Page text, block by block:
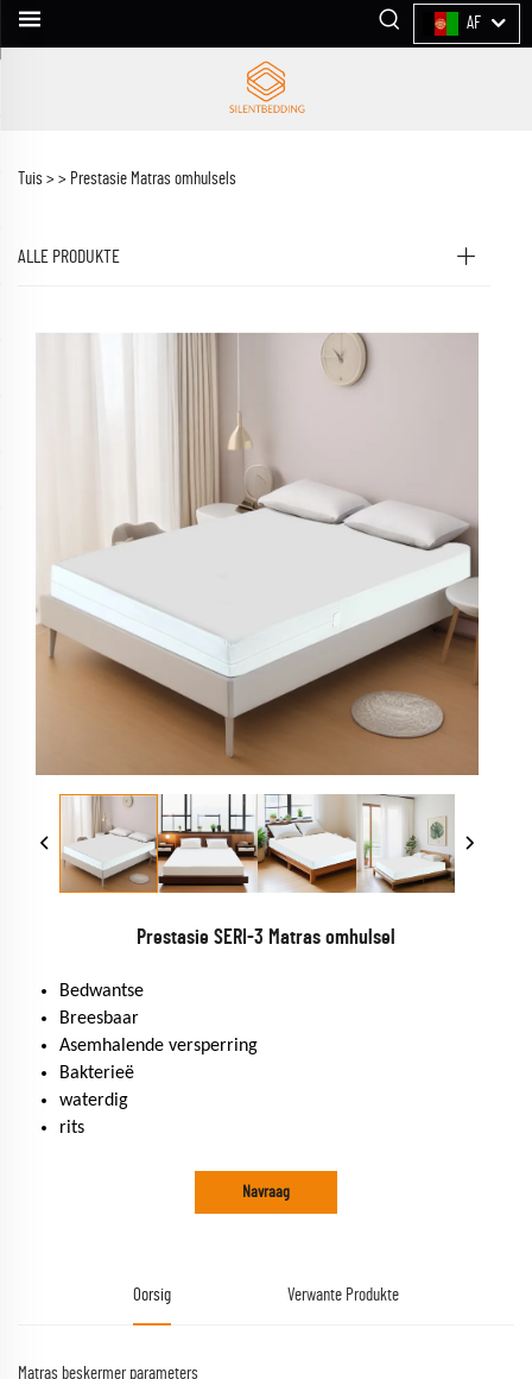
AF
Tuis > > Prestasie Matras omhulsels
ALLE PRODUKTE
Prestasie SERI-3 Matras omhulsel
Bedwantse
Breesbaar
Asemhalende versperring
Bakterieë
waterdig
rits
Navraag
Oorsig Verwante Produkte
Matras beskermer parameters